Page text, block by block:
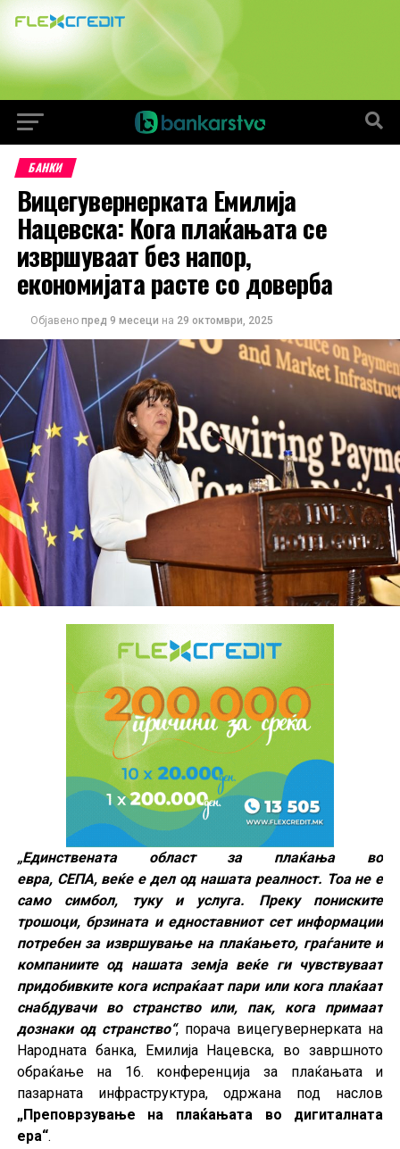
БАНКИ
Вицегувернерката Емилија
Нацевска: Кога плаќањата се
извршуваат без напор,
економијата расте со доверба
Објавено пред 9 месеци на 29 октомври, 2025
„Единствената област за плаќања во
евра, СЕПА, веќе е дел од нашата реалност. Тоа не е
само симбол, туку и услуга. Преку пониските
трошоци, брзината и едноставниот сет информации
потребен за извршување на плаќањето, граѓаните и
компаниите од нашата земја веќе ги чувствуваат
придобивките кога испраќаат пари или кога плаќаат
снабдувачи во странство или, пак, кога примаат
дознаки од странство“, порача вицегувернерката на
Народната банка, Емилија Нацевска, во завршното
обраќање на 16. конференција за плаќањата и
пазарната инфраструктура, одржана под наслов
„Преповрзување на плаќањата во дигиталната
ера“.